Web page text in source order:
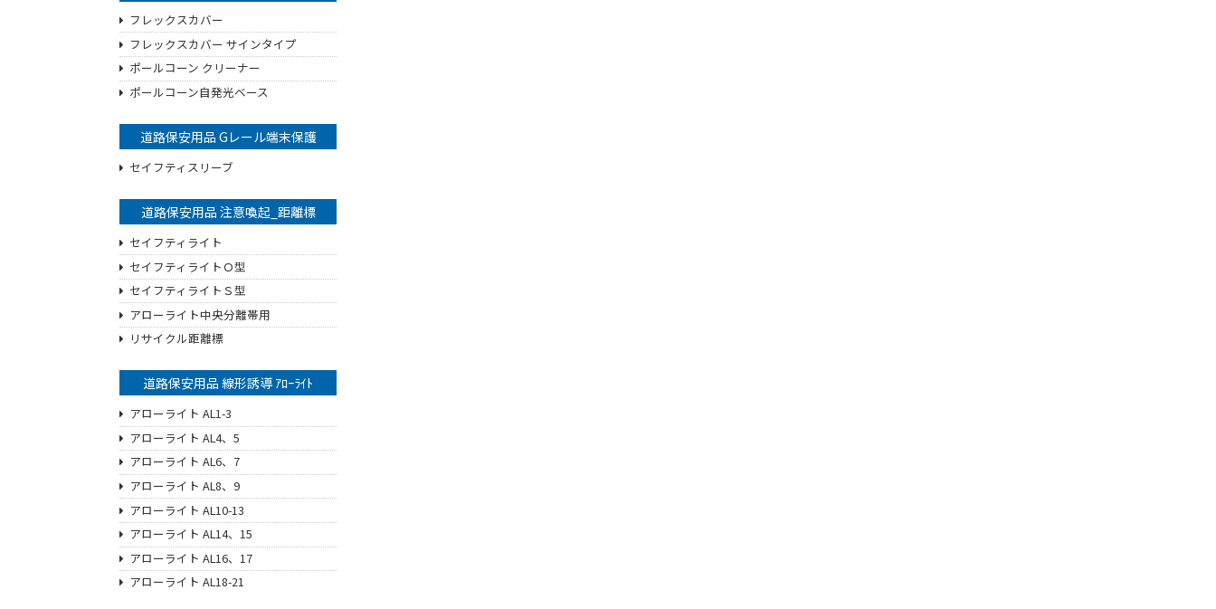
フレックスカバー
フレックスカバー サインタイプ
ポールコーン クリーナー
ポールコーン自発光ベース
道路保安用品 Gレール端末保護
セイフティスリーブ
道路保安用品 注意喚起_距離標
セイフティライト
セイフティライトＯ型
セイフティライトＳ型
アローライト中央分離帯用
リサイクル距離標
道路保安用品 線形誘導 ｱﾛｰﾗｲﾄ
アローライト AL1-3
アローライト AL4、5
アローライト AL6、7
アローライト AL8、9
アローライト AL10-13
アローライト AL14、15
アローライト AL16、17
アローライト AL18-21